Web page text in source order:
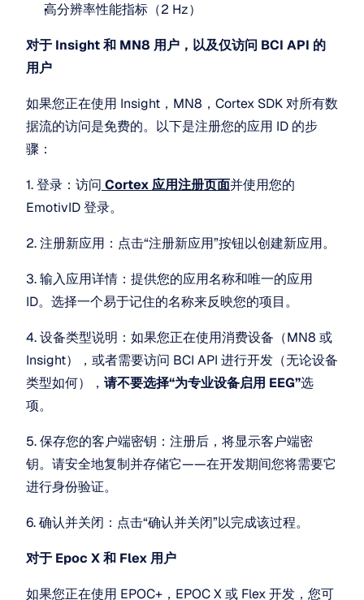
高分辨率性能指标（2 Hz）
对于 Insight 和 MN8 用户，以及仅访问 BCI API 的
用户
如果您正在使用 Insight，MN8，Cortex SDK 对所有数
据流的访问是免费的。以下是注册您的应用 ID 的步
骤：
1. 登录：访问 Cortex 应用注册页面并使用您的
EmotivID 登录。
2. 注册新应用：点击“注册新应用”按钮以创建新应用。
3. 输入应用详情：提供您的应用名称和唯一的应用
ID。选择一个易于记住的名称来反映您的项目。
4. 设备类型说明：如果您正在使用消费设备（MN8 或
Insight），或者需要访问 BCI API 进行开发（无论设备
类型如何）， 请不要选择“为专业设备启用 EEG”选
项。
5. 保存您的客户端密钥：注册后，将显示客户端密
钥。请安全地复制并存储它——在开发期间您将需要它
进行身份验证。
6. 确认并关闭：点击“确认并关闭”以完成该过程。
对于 Epoc X 和 Flex 用户
如果您正在使用 EPOC+，EPOC X 或 Flex 开发，您可